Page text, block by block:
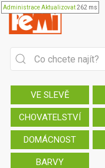
AdministraceAktualizovat262 ms
VE SLEVĚ
CHOVATELSTVÍ
DOMÁCNOST
BARVY